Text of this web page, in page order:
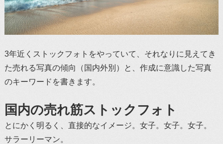
3年近くストックフォトをやっていて、それなりに見えてき
た売れる写真の傾向（国内外別）と、作成に意識した写真
のキーワードを書きます。
国内の売れ筋ストックフォト
とにかく明るく、直接的なイメージ。女子。女子。女子。
サラーリーマン。